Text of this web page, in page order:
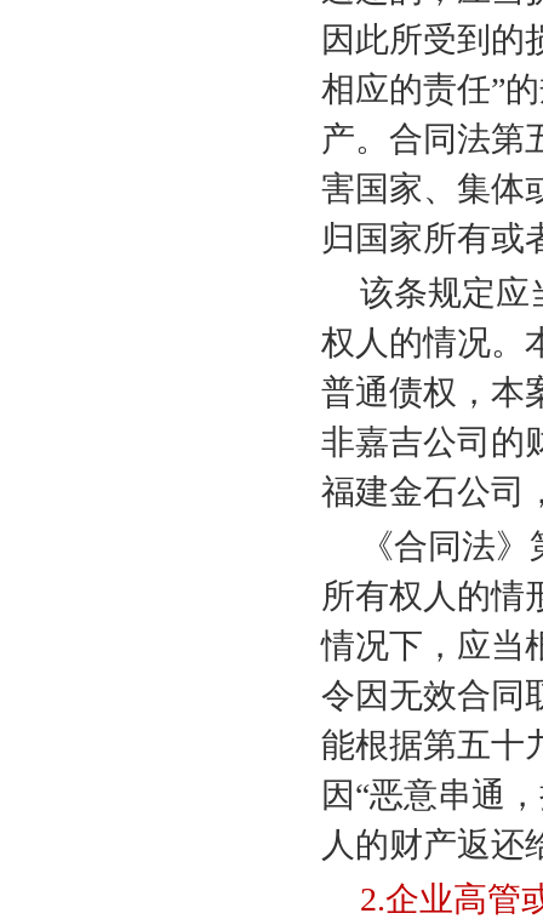
因此所受到的
相应的责任”
产。合同法第
害国家、集体
归国家所有或
该条规定应
权人的情况。
普通债权，本
非嘉吉公司的
福建金石公司
《合同法
所有权人的情
情况下，应当
令因无效合同
能根据第五十
因“恶意串通
人的财产返还
2.企业高管